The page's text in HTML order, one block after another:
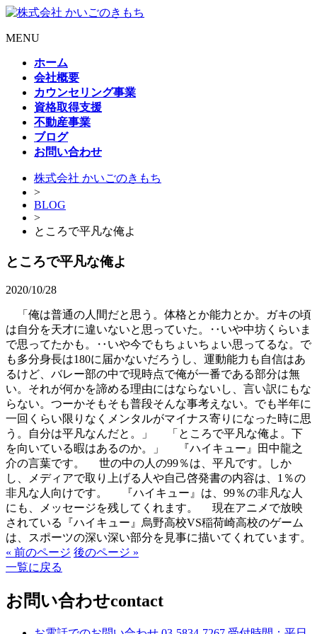
MENU
ホーム
会社概要
カウンセリング事業
資格取得支援
不動産事業
ブログ
お問い合わせ
株式会社 かいごのきもち
>
BLOG
>
ところで平凡な俺よ
ところで平凡な俺よ
2020/10/28
「俺は普通の人間だと思う。体格とか能力とか。ガキの頃
は自分を天才に違いないと思っていた。‥いや中坊くらいま
で思ってたかも。‥いや今でもちょいちょい思ってるな。で
も多分身長は180に届かないだろうし、運動能力も自信はあ
るけど、バレー部の中で現時点で俺が一番である部分は無
い。それが何かを諦める理由にはならないし、言い訳にもな
らない。つーかそもそも普段そんな事考えない。でも半年に
一回くらい限りなくメンタルがマイナス寄りになった時に思
う。自分は平凡なんだと。」 「ところで平凡な俺よ。下
を向いている暇はあるのか。」 『ハイキュー』田中龍之
介の言葉です。 世の中の人の99％は、平凡です。しか
し、メディアで取り上げる人や自己啓発書の内容は、1％の
非凡な人向けです。 『ハイキュー』は、99％の非凡な人
にも、メッセージを残してくれます。 現在アニメで放映
されている『ハイキュー』烏野高校VS稲荷崎高校のゲーム
は、スポーツの深い深い部分を見事に描いてくれています。
« 前のページ 後のページ »
一覧に戻る
お問い合わせcontact